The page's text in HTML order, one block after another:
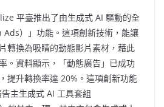
平臺推出了由生成式 AI 驅動的全
）」功能。這項創新技術，能讓
轉換為吸睛的動態影片素材，藉此
。資料顯示，「動態廣告」已成功
提升轉換率達 20%。這項創新功能
主生成式 AI 工具套組